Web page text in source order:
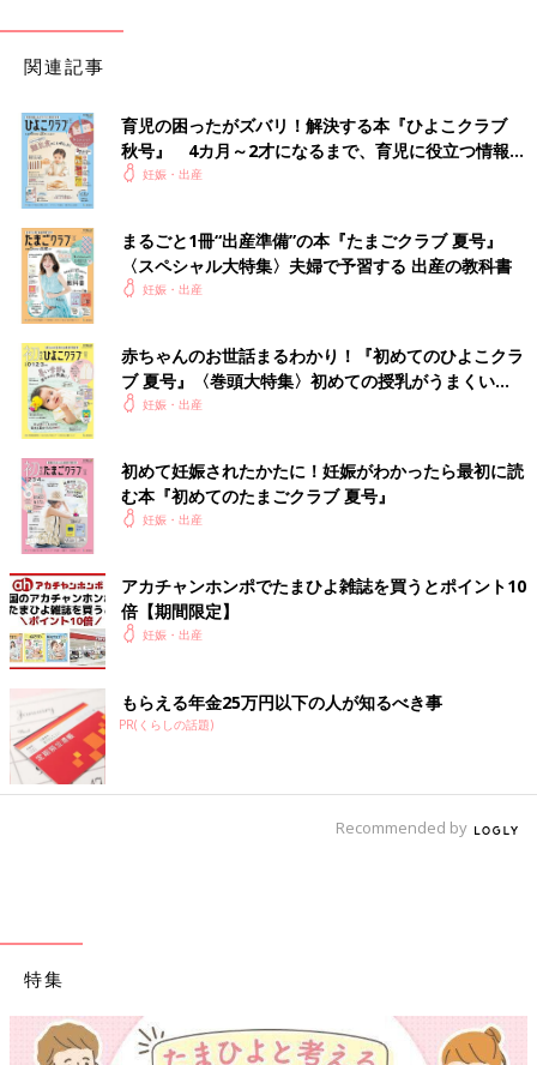
関連記事
育児の困ったがズバリ！解決する本『ひよこクラブ
秋号』 4カ月～2才になるまで、育児に役立つ情報が
いっぱい！
妊娠・出産
まるごと1冊“出産準備”の本『たまごクラブ 夏号』
〈スペシャル大特集〉夫婦で予習する 出産の教科書
妊娠・出産
赤ちゃんのお世話まるわかり！『初めてのひよこクラ
ブ 夏号』〈巻頭大特集〉初めての授乳がうまくい
く！ おっぱい・ミルクの基本と夏のトラブル 解決テ
妊娠・出産
初めて妊娠されたかたに！妊娠がわかったら最初に読
む本『初めてのたまごクラブ 夏号』
妊娠・出産
アカチャンホンポでたまひよ雑誌を買うとポイント10
倍【期間限定】
妊娠・出産
もらえる年金25万円以下の人が知るべき事
PR(くらしの話題)
Recommended by
特集